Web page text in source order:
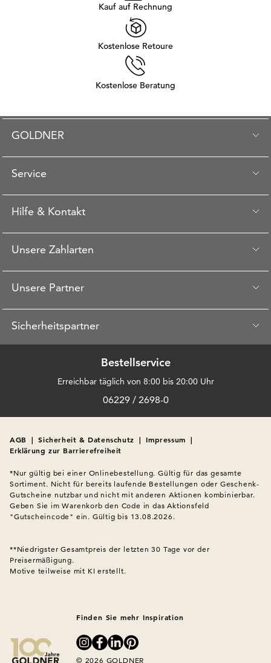
Kauf auf Rechnung
Kostenlose Retoure
Kostenlose Beratung
GOLDNER
Service
Hilfe & Kontakt
Unsere Zahlarten
Unsere Partner
Sicherheitspartner
Bestellservice
Erreichbar täglich von 8:00 bis 20:00 Uhr
06229 / 2698-0
AGB | Sicherheit & Datenschutz | Impressum |
Erklärung zur Barrierefreiheit
*Nur gültig bei einer Onlinebestellung. Gültig für das gesamte
Sortiment. Nicht für bereits laufende Bestellungen oder Geschenk-
Gutscheine nutzbar und nicht mit anderen Aktionen kombinierbar.
Geben Sie im Warenkorb den Code in das Aktionsfeld
"Gutscheincode" ein. Gültig bis 13.08.2026.
**Niedrigster Gesamtpreis der letzten 30 Tage vor der
Preisermäßigung.
Motive teilweise mit KI erstellt.
Finden Sie mehr Inspiration
© 2026 GOLDNER